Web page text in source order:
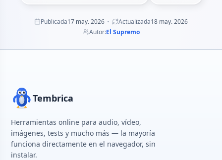
Publicada17 may. 2026 Actualizada18 may. 2026
Autor:El Supremo
Tembrica
Herramientas online para audio, vídeo,
imágenes, tests y mucho más — la mayoría
funciona directamente en el navegador, sin
instalar.